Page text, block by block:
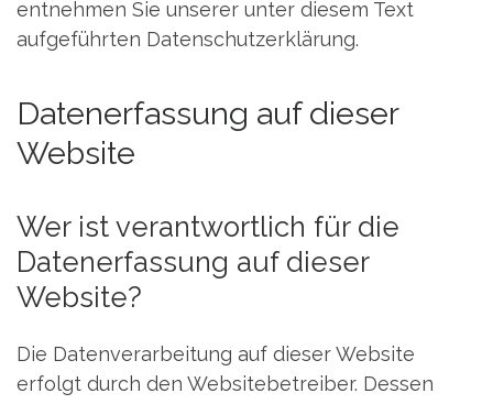
entnehmen Sie unserer unter diesem Text
aufgeführten Datenschutzerklärung.
Datenerfassung auf dieser
Website
Wer ist verantwortlich für die
Datenerfassung auf dieser
Website?
Die Datenverarbeitung auf dieser Website
erfolgt durch den Websitebetreiber. Dessen